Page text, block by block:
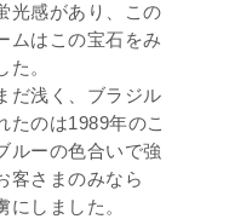
光感があり、この
ムはこの宝石をみ
。
だ浅く、ブラジル
たのは1989年のこ
ルーの色合いで強
客さまのみなら
しました。